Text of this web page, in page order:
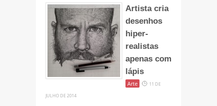
Artista cria
desenhos
hiper-
realistas
apenas com
lápis
Arte
11 DE
JULHO DE 2014